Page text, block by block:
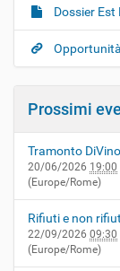
Dossier Est
Prossimi
Tramonto
20/06/2026 19:00
(Europe/Rome)
Rifiuti e non
22/09/2026 09:30
(Europe/Rome)